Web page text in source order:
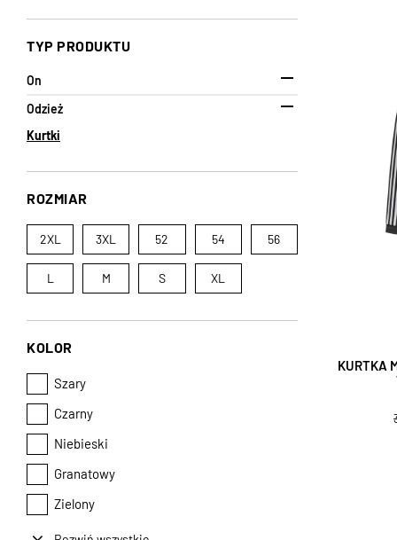
TYP PRODUKTU

On

Odzież
Kurtki
ROZMIAR
2XL 3XL 52 54 56
L M S XL
KOLOR
Szary
Czarny
Niebieski
Granatowy
Zielony
KURTKA